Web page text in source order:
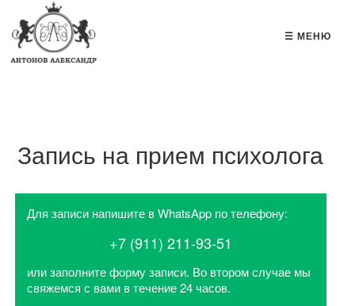
☰ МЕНЮ
Запись на прием психолога
Для записи напишите в WhatsApp по телефону:
+7 (911) 211-93-51
или заполните форму записи. Во втором случае мы
свяжемся с вами в течение 24 часов.